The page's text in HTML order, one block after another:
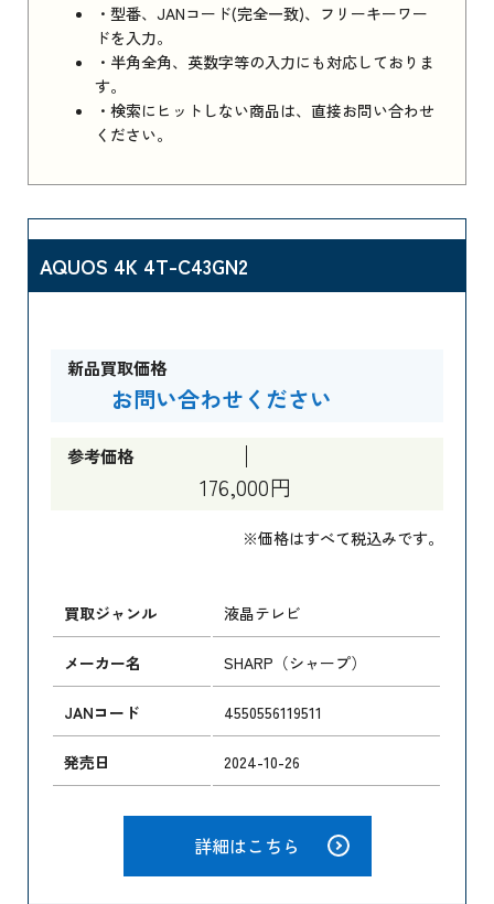
・型番、JANコード(完全一致)、フリーキーワー
ドを入力。
・半角全角、英数字等の入力にも対応しておりま
す。
・検索にヒットしない商品は、直接お問い合わせ
ください。
AQUOS 4K 4T-C43GN2
新品買取価格
お問い合わせください
参考価格
176,000円
※価格はすべて税込みです。
買取ジャンル 液晶テレビ
メーカー名 SHARP（シャープ）
JANコード 4550556119511
発売日 2024-10-26
詳細はこちら